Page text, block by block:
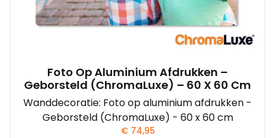
Foto Op Aluminium Afdrukken –
Geborsteld (ChromaLuxe) – 60 X 60 Cm
Wanddecoratie: Foto op aluminium afdrukken -
Geborsteld (ChromaLuxe) - 60 x 60 cm
€74,95